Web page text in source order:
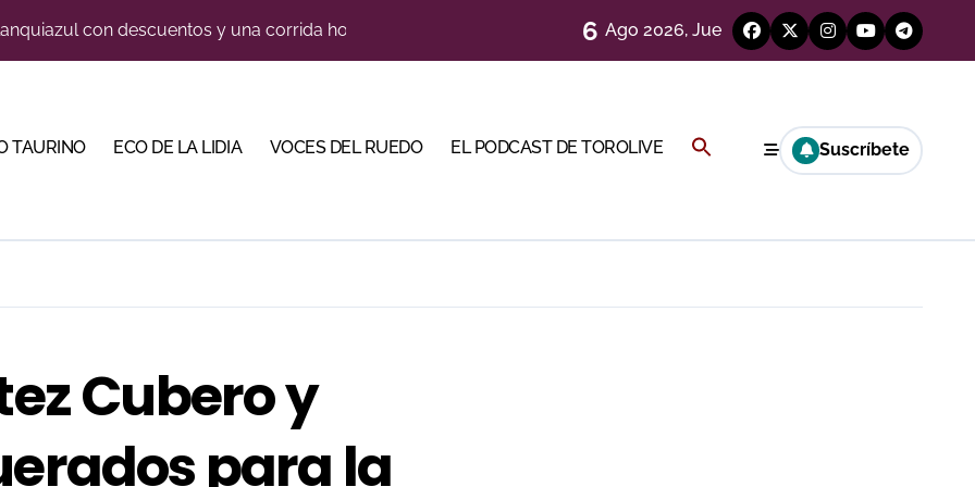
con descuentos y una corrida homenaje al Málaga CF
para Morante y Manzanares en Illumbe (Vídeo e imágenes desde el campo)
gastronomía y talento de la tierra en La Malagueta
Cehegín para celebrar los 125 años de su plaza
de Tauroemoción en Huesca: «Todas las figuras del toreo quieren venir a esta feria»
6 Ago 2026, Jue
TAURINO ECO DE LA LIDIA VOCES DEL RUEDO EL PODCAST DE TOROLIVE Buscar: Suscríbete
Cubero y
para la